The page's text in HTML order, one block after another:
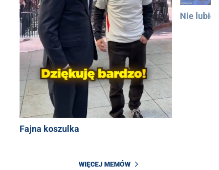
Fajna koszulka
Nie lubię
WIĘCEJ MEMÓW